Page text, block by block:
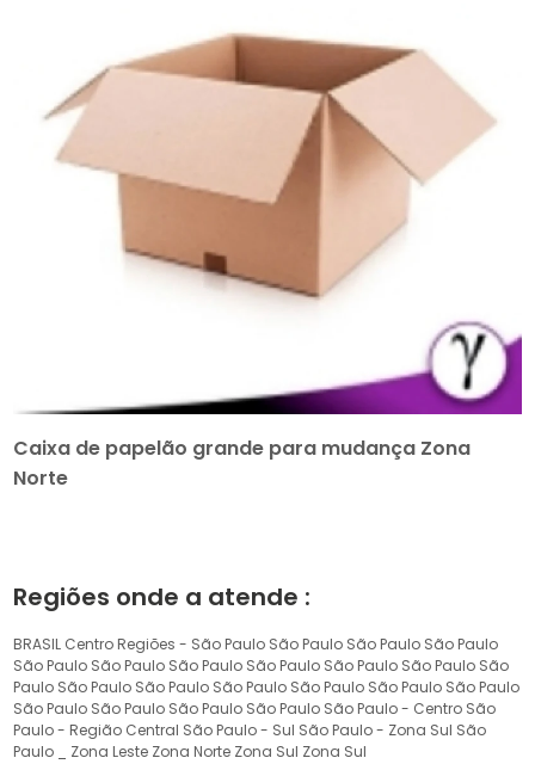
Caixa de papelão grande para mudança Zona
Norte
Regiões onde a atende :
BRASIL Centro Regiões - São Paulo São Paulo São Paulo São Paulo
São Paulo São Paulo São Paulo São Paulo São Paulo São Paulo São
Paulo São Paulo São Paulo São Paulo São Paulo São Paulo São Paulo
São Paulo São Paulo São Paulo São Paulo São Paulo - Centro São
Paulo - Região Central São Paulo - Sul São Paulo - Zona Sul São
Paulo _ Zona Leste Zona Norte Zona Sul Zona Sul